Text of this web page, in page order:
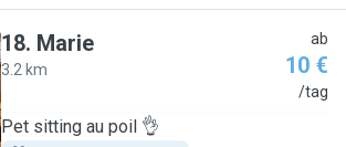
18. Marie
3.2 km
ab
10 €
/tag
Pet sitting au poil 👌